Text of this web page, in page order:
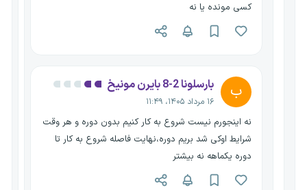
کسی مونده یا نه
ب بارسلونا 2-8 بایرن مونیخ
۱۶ مرداد ۱۴۰۵، ۱۱:۴۹
نه اینجورم نیست شروع به کار کنیم بدون دوره و هر وقت
شرایط اوکی شد بریم دوره،نهایت فاصله شروع به کار تا
دوره یکماهه نه بیشتر